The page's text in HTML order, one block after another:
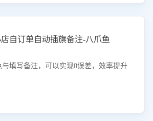
自订单自动插旗备注-八爪鱼
与填写备注，可以实现0误差，效率提升